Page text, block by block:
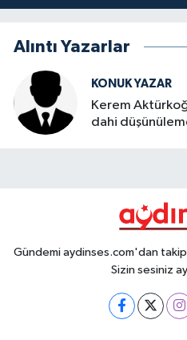
Alıntı Yazarlar
KONUK YAZAR
Kerem
dahi
Gündemi aydinses.com'dan takip
Sizin sesiniz